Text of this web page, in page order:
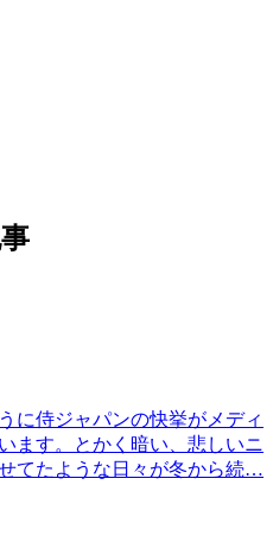
に侍ジャパンの快挙がメディ
ます。とかく暗い、悲しいニ
てたような日々が冬から続…